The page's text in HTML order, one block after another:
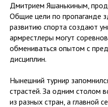
Дмитрием Яшанькиным,
Общие цели по пропаганде
развитию спорта создают
армрестлеры могут
обмениваться опытом с
дисциплин.
Нынешний турнир
страстей. За одним столом
из разных стран, а главной